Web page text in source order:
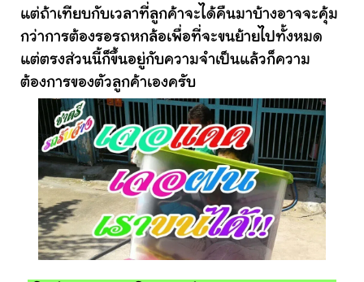
แต่ถ้าเทียบกับเวลาที่ลูกค้าจะได้คืนมาบ้างอาจจะคุ้ม
กว่าการต้องรอรถหกล้อเพื่อที่จะขนย้ายไปทั้งหมด
แต่ตรงส่วนนี้ก็ขึ้นอยู่กับความจำเป็นแล้วก็ความ
ต้องการของตัวลูกค้าเองครับ